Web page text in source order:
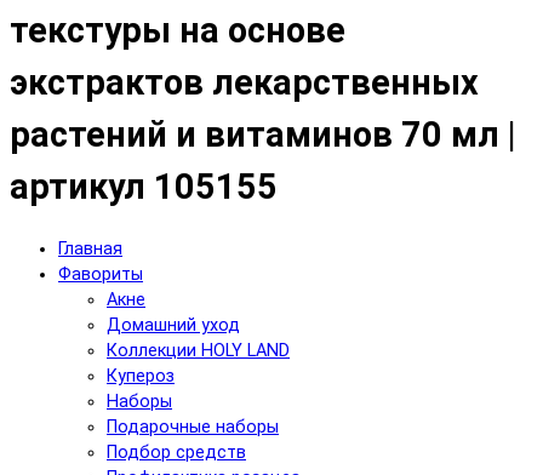
текстуры на основе
экстрактов лекарственных
растений и витаминов 70 мл |
артикул 105155
Главная
Фавориты
Акне
Домашний уход
Коллекции HOLY LAND
Купероз
Наборы
Подарочные наборы
Подбор средств